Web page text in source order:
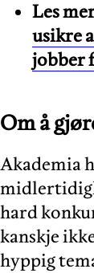
Les
usikre
jobber
Om å
Akademia
hard
kanskje
hyppig